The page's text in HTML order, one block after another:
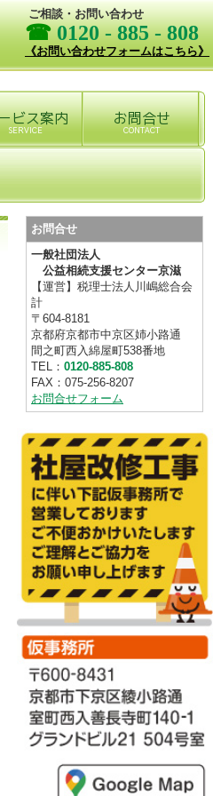
ご相談・お問い合わせ
☎0120 - 885 - 808
《お問い合わせフォームはこちら》
お問合せ
一般社団法人
公益相続支援センター京滋
【運営】税理士法人川嶋総合会
計
〒604-8181
京都府京都市中京区姉小路通
間之町西入綿屋町538番地
TEL： 0120-885-808
FAX：075-256-8207
お問合せフォーム